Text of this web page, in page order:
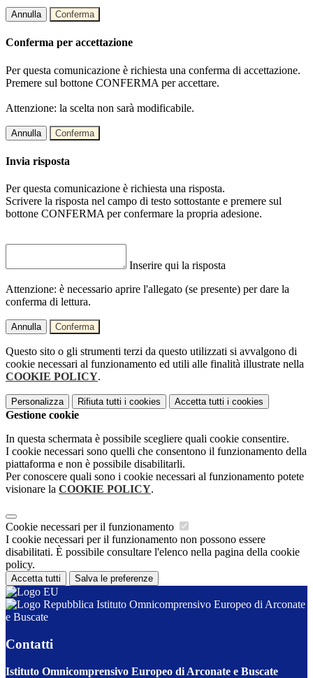
Annulla Conferma
Conferma per accettazione
Per questa comunicazione è richiesta una conferma di accettazione.
Premere sul bottone CONFERMA per accettare.
Attenzione: la scelta non sarà modificabile.
Annulla Conferma
Invia risposta
Per questa comunicazione è richiesta una risposta.
Scrivere la risposta nel campo di testo sottostante e premere sul
bottone CONFERMA per confermare la propria adesione.
Inserire qui la risposta
Attenzione: è necessario aprire l'allegato (se presente) per dare la
conferma di lettura.
Annulla Conferma
Questo sito o gli strumenti terzi da questo utilizzati si avvalgono di
cookie necessari al funzionamento ed utili alle finalità illustrate nella
COOKIE POLICY.
Personalizza Rifiuta tutti i cookies Accetta tutti i cookies
Gestione cookie
In questa schermata è possibile scegliere quali cookie consentire.
I cookie necessari sono quelli che consentono il funzionamento della
piattaforma e non è possibile disabilitarli.
Per conoscere quali sono i cookie necessari al funzionamento potete
visionare la COOKIE POLICY.
Cookie necessari per il funzionamento
I cookie necessari per il funzionamento non possono essere
disabilitati. È possibile consultare l'elenco nella pagina della cookie
policy.
Accetta tutti Salva le preferenze
Istituto Omnicomprensivo Europeo di Arconate
e Buscate
Contatti
Istituto Omnicomprensivo Europeo di Arconate e Buscate